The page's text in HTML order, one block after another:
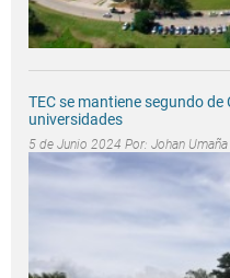
TEC se mantiene segundo
universidades
5 de Junio 2024 Por: Johan